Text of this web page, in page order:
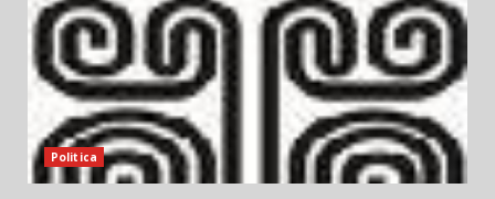
Politica